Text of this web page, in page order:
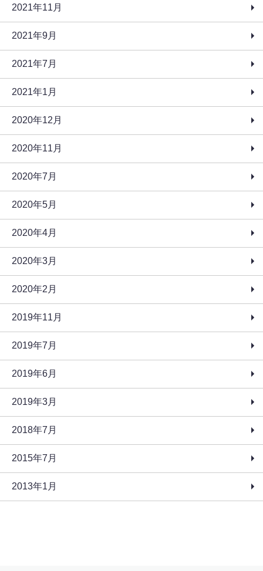
2021年11月
2021年9月
2021年7月
2021年1月
2020年12月
2020年11月
2020年7月
2020年5月
2020年4月
2020年3月
2020年2月
2019年11月
2019年7月
2019年6月
2019年3月
2018年7月
2015年7月
2013年1月